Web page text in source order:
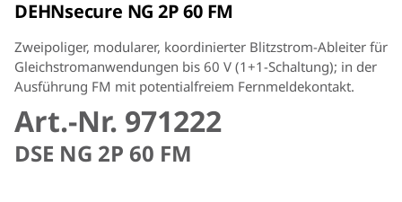
DEHNsecure NG 2P 60 FM
Zweipoliger, modularer, koordinierter Blitzstrom-Ableiter für
Gleichstromanwendungen bis 60 V (1+1-Schaltung); in der
Ausführung FM mit potentialfreiem Fernmeldekontakt.
Art.-Nr. 971222
DSE NG 2P 60 FM